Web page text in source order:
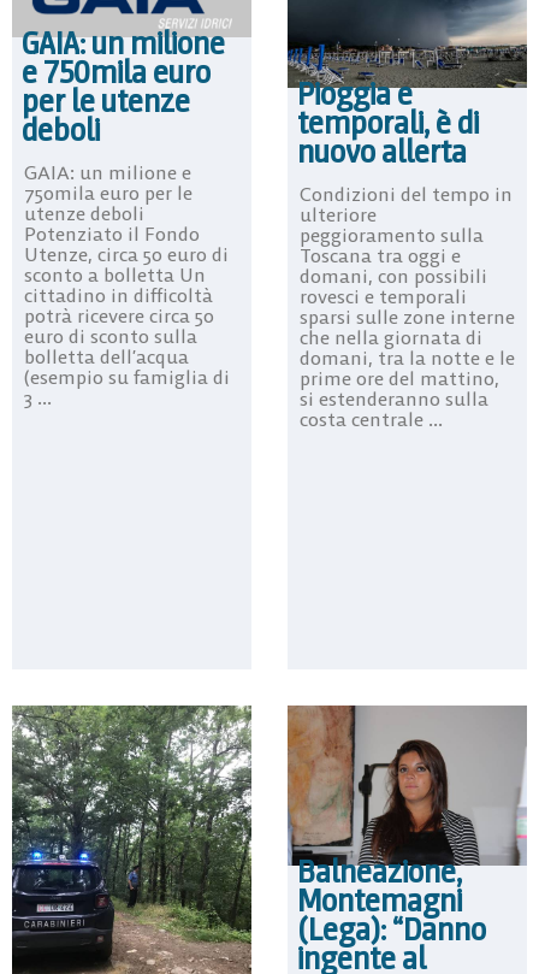
GAIA: un milione
e 750mila euro
per le utenze
deboli
GAIA: un milione e
750mila euro per le
utenze deboli
Potenziato il Fondo
Utenze, circa 50 euro di
sconto a bolletta Un
cittadino in difficoltà
potrà ricevere circa 50
euro di sconto sulla
bolletta dell’acqua
(esempio su famiglia di
3 ...
Pioggia e
temporali, è di
nuovo allerta
Condizioni del tempo in
ulteriore
peggioramento sulla
Toscana tra oggi e
domani, con possibili
rovesci e temporali
sparsi sulle zone interne
che nella giornata di
domani, tra la notte e le
prime ore del mattino,
si estenderanno sulla
costa centrale ...
Balneazione,
Montemagni
(Lega): “Danno
ingente al